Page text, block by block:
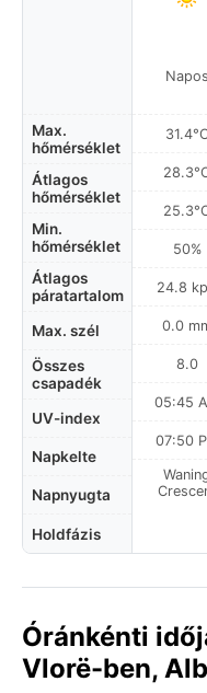
Max.
hőmérséklet
Átlagos
hőmérséklet
Min.
hőmérséklet
Átlagos
páratartalom
Max. szél
Összes
csapadék
UV-index
Napkelte
Napnyugta
Holdfázis
Napos
50%
24.8
0.0
8.0
05:45
07:50
Óránkénti
Vlorë-ben,